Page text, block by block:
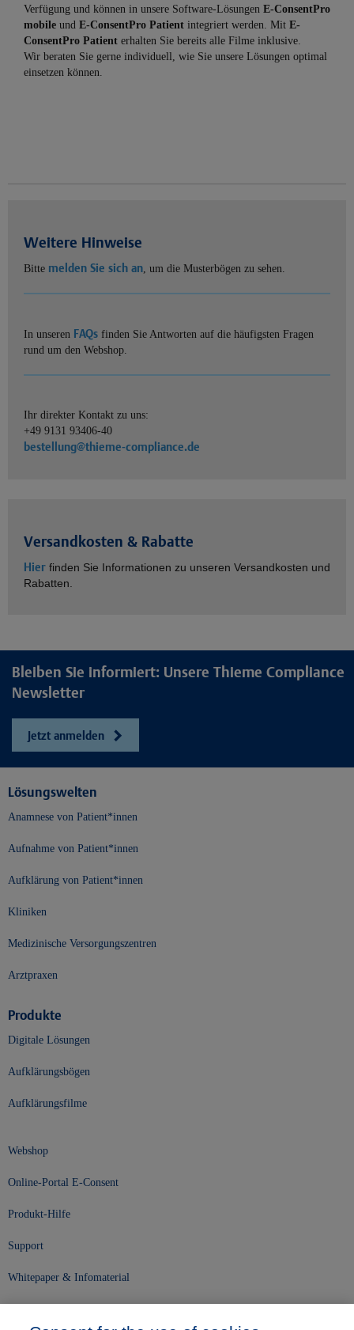
Verfügung und können in unsere Software-Lösungen E-ConsentPro
mobile und E-ConsentPro Patient integriert werden. Mit E-
ConsentPro Patient erhalten Sie bereits alle Filme inklusive.
Wir beraten Sie gerne individuell, wie Sie unsere Lösungen optimal
einsetzen können.
Weitere Hinweise
Bitte melden Sie sich an , um die Musterbögen zu sehen.
In unseren FAQs finden Sie Antworten auf die häufigsten Fragen
rund um den Webshop.
Ihr direkter Kontakt zu uns:
+49 9131 93406-40
bestellung@thieme-compliance.de
Versandkosten & Rabatte
Hier finden Sie Informationen zu unseren Versandkosten und
Rabatten.
Bleiben Sie informiert: Unsere Thieme Compliance
Newsletter
Jetzt anmelden
Lösungswelten
Anamnese von Patient*innen
Aufnahme von Patient*innen
Aufklärung von Patient*innen
Kliniken
Medizinische Versorgungszentren
Arztpraxen
Produkte
Digitale Lösungen
Aufklärungsbögen
Aufklärungsfilme
Webshop
Online-Portal E-Consent
Produkt-Hilfe
Support
Whitepaper & Infomaterial